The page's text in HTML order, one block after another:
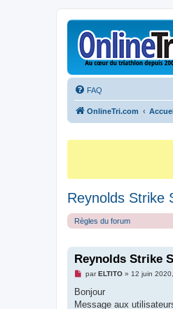
FAQ
OnlineTri.com
Reynolds Strike
Règles du forum
Reynolds Strike
M
s
a
parELTITO» 12 juin
Bonjour
Message aux